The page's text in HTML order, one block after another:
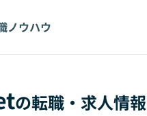
ノウハウ
の転職・求人情報